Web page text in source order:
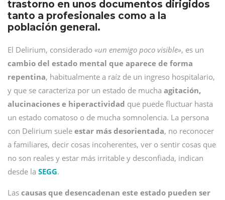
trastorno en unos documentos dirigidos
tanto a profesionales como a la
población general.
El Delirium, considerado «un enemigo poco visible», es un
cambio del estado mental que aparece de forma
repentina, habitualmente a raíz de un ingreso hospitalario,
y que se caracteriza por un estado de mucha agitación,
alucinaciones e hiperactividad que puede fluctuar hasta
un estado comatoso o de mucha somnolencia. La persona
con Delirium suele estar más desorientada, no reconocer
a familiares, decir cosas incoherentes, ver o sentir cosas que
no son reales y estar más irritable y desconfiada, indican
desde la SEGG.
Las causas que desencadenan este estado pueden ser